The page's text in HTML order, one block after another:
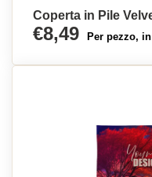
Coperta in Pile
€8,49 Per pezzo,